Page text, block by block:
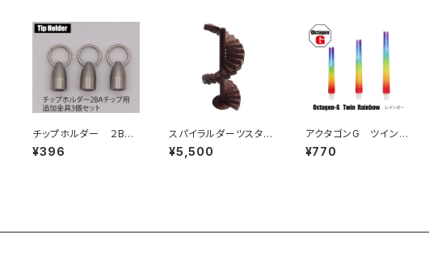
チップホルダー ２BA
チップ用 追加金具３
個セット
¥396
スパイラルダーツスタン
ド（螺旋階段型ダーツス
タンド）３０段セット 木
¥5,500
アクタゴンG ツインシ
ャフト レインボー
¥770